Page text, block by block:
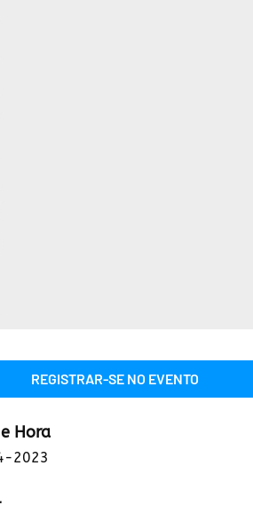
REGISTRAR-SE NO EVENTO
Hora
2023